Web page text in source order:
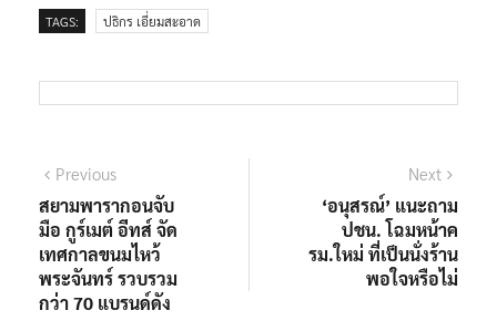
แนะแนว
เรื่อง
PreviousPrevious
post:
สยามพารากอนจับ
มือ กูร์เมต์ อีทส์ จัด
เทศกาลขนมไหว้
Next
post:
‘อนุสรณ์’ แนะถาม
ปชน. โฉมหน้าค